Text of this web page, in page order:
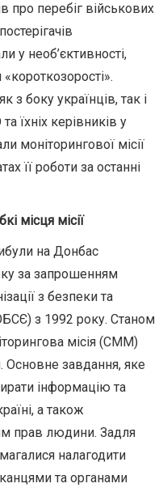
про перебіг військових
у необ’єктивності,
«короткозорості».
з боку українців, так і
їхніх керівників у
моніторингової місії
її роботи за останні
місця місії
на Донбас
за запрошенням
з безпеки та
з 1992 року. Станом
місія (СММ)
Основне завдання, яке
інформацію та
а також
прав людини. Задля
налагодити
та органами